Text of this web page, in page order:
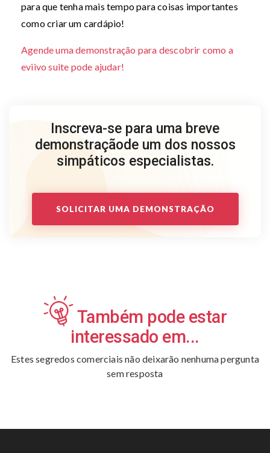
para que tenha mais tempo para coisas importantes
como criar um cardápio!
Agende uma demonstração para descobrir como a
eviivo suite pode ajudar!
Inscreva-se para uma breve
demonstraçãode um dos nossos
simpáticos especialistas.
SOLICITAR UMA DEMONSTRAÇÃO
Também pode estar
interessado em...
Estes segredos comerciais não deixarão nenhuma pergunta
sem resposta